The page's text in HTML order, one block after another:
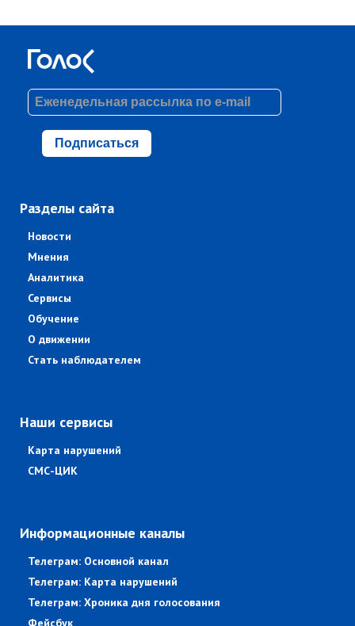
Подписаться
Разделы сайта
Новости
Мнения
Аналитика
Сервисы
Обучение
О движении
Стать наблюдателем
Наши сервисы
Карта нарушений
СМС-ЦИК
Информационные каналы
Телеграм: Основной канал
Телеграм: Карта нарушений
Телеграм: Хроника дня голосования
Фейсбук